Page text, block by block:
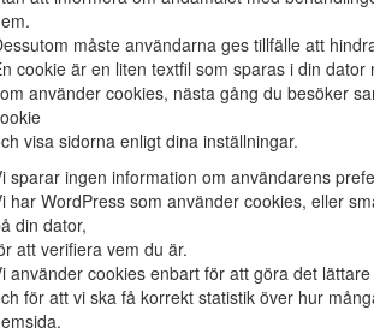
måste användarna ges tillfälle att
cookie är en liten textfil som sparas i din
använder cookies, nästa gång du besöker
visa sidorna enligt dina inställningar.
sparar ingen information om användarens
har WordPress som använder cookies, eller
din dator,
att verifiera vem du är.
använder cookies enbart för att göra det
för att vi ska få korrekt statistik över hur